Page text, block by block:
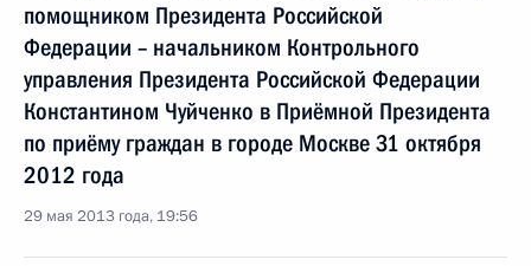
помощником Президента Российской
Федерации – начальником Контрольного
управления Президента Российской Федерации
Константином Чуйченко в Приёмной Президента
по приёму граждан в городе Москве 31 октября
2012 года
29 мая 2013 года, 19:56